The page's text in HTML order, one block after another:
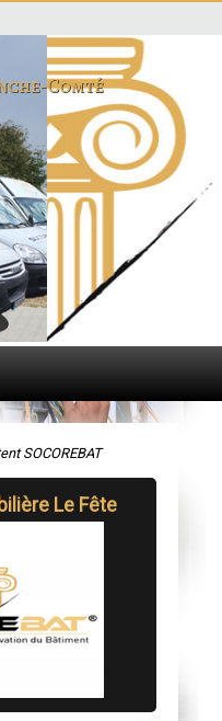
Comté
SOCOREBAT
Le Fête